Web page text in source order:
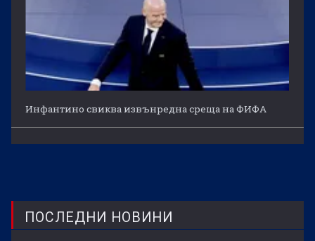
Инфантино свиква извънредна среща на ФИФА
ПОСЛЕДНИ НОВИНИ